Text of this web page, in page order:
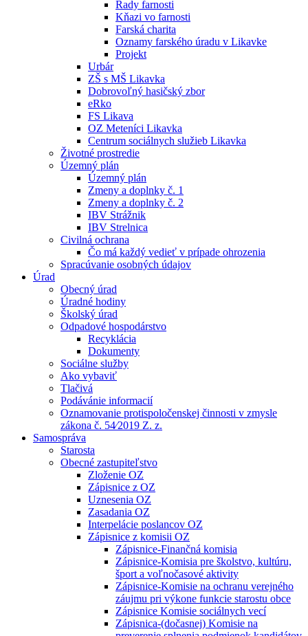
Rady farnosti
Kňazi vo farnosti
Farská charita
Oznamy farského úradu v Likavke
Projekt
Urbár
ZŠ s MŠ Likavka
Dobrovoľný hasičský zbor
eRko
FS Likava
OZ Meteníci Likavka
Centrum sociálnych služieb Likavka
Životné prostredie
Územný plán
Územný plán
Zmeny a doplnky č. 1
Zmeny a doplnky č. 2
IBV Strážnik
IBV Strelnica
Civilná ochrana
Čo má každý vedieť v prípade ohrozenia
Spracúvanie osobných údajov
Úrad
Obecný úrad
Úradné hodiny
Školský úrad
Odpadové hospodárstvo
Recyklácia
Dokumenty
Sociálne služby
Ako vybaviť
Tlačivá
Podávánie informacií
Oznamovanie protispoločenskej činnosti v zmysle
zákona č. 54⁄2019 Z. z.
Samospráva
Starosta
Obecné zastupiteľstvo
Zloženie OZ
Zápisnice z OZ
Uznesenia OZ
Zasadania OZ
Interpelácie poslancov OZ
Zápisnice z komisii OZ
Zápisnice-Finančná komisia
Zápisnice-Komisia pre školstvo, kultúru,
šport a voľnočasové aktivity
Zápisnice-Komisie na ochranu verejného
záujmu pri výkone funkcie starostu obce
Zápisnice Komisie sociálnych vecí
Zápisnica-(dočasnej) Komisie na